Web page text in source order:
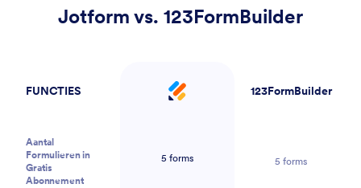
Jotform vs. 123FormBuilder
FUNCTIES Jotform 123FormBuilder
Aantal
Formulieren in
Gratis
Abonnement
5 forms 5 forms